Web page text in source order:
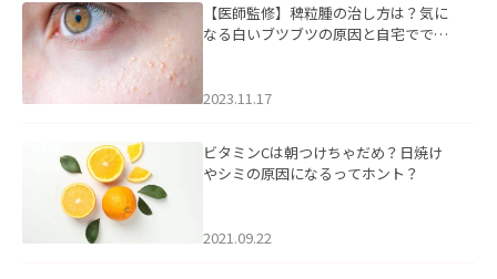
【医師監修】稗粒腫の治し方は？気に
なる白いブツブツの原因と自宅ででき
2023.11.17
ビタミンCは朝つけちゃだめ？日焼け
やシミの原因になるってホント？
2021.09.22